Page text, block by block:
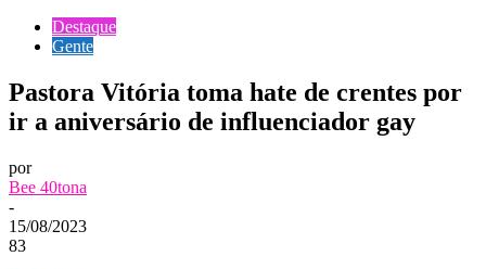
Destaque
Gente
Pastora Vitória toma hate de crentes por
ir a aniversário de influenciador gay
por
Bee 40tona
-
15/08/2023
83